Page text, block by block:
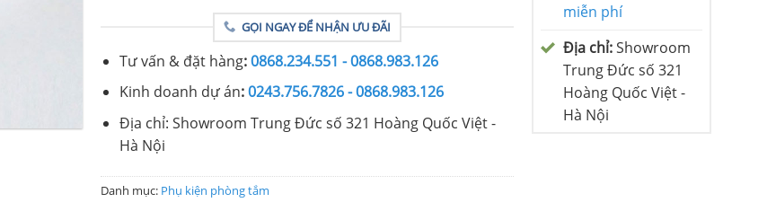
GỌI NGAY ĐỂ NHẬN ƯU ĐÃI
Tư vấn & đặt hàng:0868.234.551 - 0868.983.126
Kinh doanh dự án:0243.756.7826 - 0868.983.126
Địa chỉ: Showroom Trung Đức số 321 Hoàng Quốc Việt -
Hà Nội
Danh mục: Phụ kiện phòng tắm
miễn phí
Địa chỉ:Showroom
Trung Đức số 321
Hoàng Quốc Việt -
Hà Nội